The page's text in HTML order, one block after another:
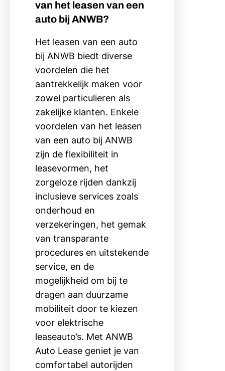
van het leasen van een
auto bij ANWB?
Het leasen van een auto
bij ANWB biedt diverse
voordelen die het
aantrekkelijk maken voor
zowel particulieren als
zakelijke klanten. Enkele
voordelen van het leasen
van een auto bij ANWB
zijn de flexibiliteit in
leasevormen, het
zorgeloze rijden dankzij
inclusieve services zoals
onderhoud en
verzekeringen, het gemak
van transparante
procedures en uitstekende
service, en de
mogelijkheid om bij te
dragen aan duurzame
mobiliteit door te kiezen
voor elektrische
leaseauto’s. Met ANWB
Auto Lease geniet je van
comfortabel autorijden